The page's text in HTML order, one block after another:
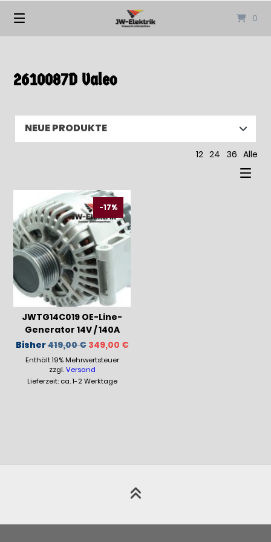
0
2610087D Valeo
12 24 36 Alle
-17%
JWTG14C019 OE-Line-
Generator 14V / 140A
Bisher419,00€ Ursprünglicher
Preis
war:
419,00 €
349,00 €Aktueller
Enthält 19% Mehrwertsteuer
zzgl.Versand
Lieferzeit: ca. 1-2 Werktage